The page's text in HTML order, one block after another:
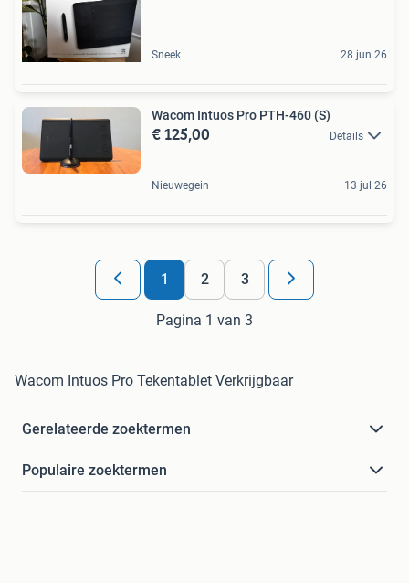
Sneek 28 jun 26
Wacom Intuos Pro PTH-460 (S)
€ 125,00 Details
Nieuwegein 13 jul 26
1 2 3
Pagina 1 van 3
Wacom Intuos Pro Tekentablet Verkrijgbaar
Gerelateerde zoektermen
Populaire zoektermen